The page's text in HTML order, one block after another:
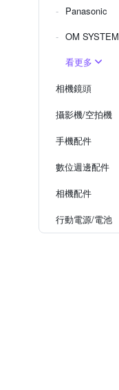
Panasonic
OM SYSTEM
看更多
相機鏡頭
攝影機/空拍機
手機配件
數位週邊配件
相機配件
行動電源/電池